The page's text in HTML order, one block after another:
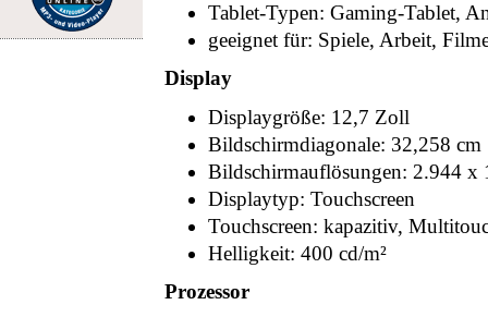
Tablet-Typen: Gaming-Tablet,
geeignet für: Spiele, Arbeit,
Display
Displaygröße: 12,7 Zoll
Bildschirmdiagonale: 32,258 cm
Bildschirmauflösungen: 2.944 x
Displaytyp: Touchscreen
Touchscreen: kapazitiv,
Helligkeit: 400 cd/m²
Prozessor